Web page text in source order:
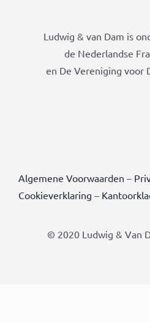
Ludwig & van Dam is
de Nederlandse
en De Vereniging voor
Algemene Voorwaarden –
Cookieverklaring –
© 2020 Ludwig & Van